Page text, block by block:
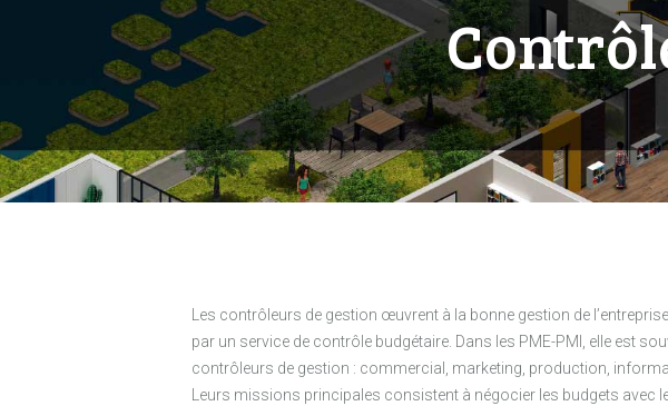
Les contrôleurs de gestion œuvrent à la bonne gestion de
par un service de contrôle budgétaire. Dans les PME-PMI, elle est
contrôleurs de gestion : commercial, marketing, production,
Leurs missions principales consistent à négocier les budgets avec